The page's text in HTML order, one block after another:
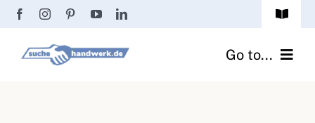
Zum
springen
Toggle
Passwort vergessen? Go to...